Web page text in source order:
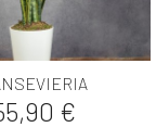
€